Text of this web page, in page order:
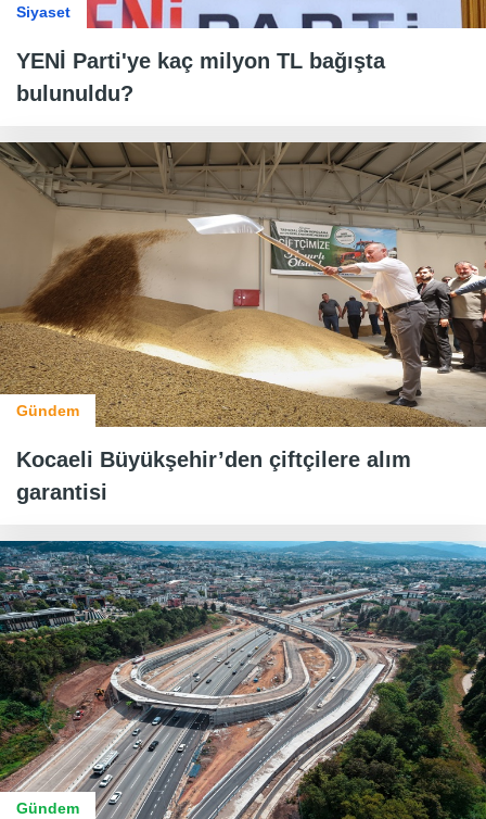
Siyaset
YENİ Parti'ye kaç milyon TL bağışta
bulunuldu?
Gündem
Kocaeli Büyükşehir’den çiftçilere alım
garantisi
Gündem